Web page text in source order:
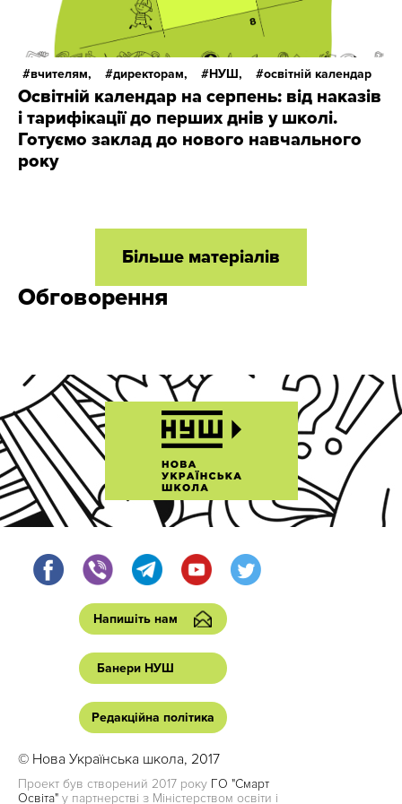
вчителям, директорам, НУШ, освітній календар
Освітній календар на серпень: від наказів
і тарифікації до перших днів у школі.
Готуємо заклад до нового навчального
року
Більше матеріалів
Обговорення
Напишіть нам
Банери НУШ
Редакційна політика
© Нова Українська школа, 2017
Проект був створений 2017 року ГО "Смарт
Освіта" у партнерстві з Міністерством освіти і